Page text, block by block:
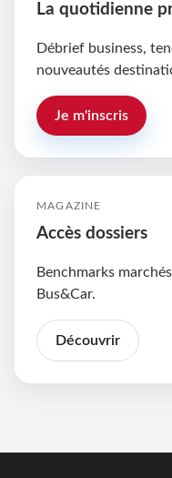
La quotidienne
Débrief business,
nouveautés
Je m'inscris
MAGAZINE
Accès dossiers
Benchmarks
Bus&Car.
Découvrir